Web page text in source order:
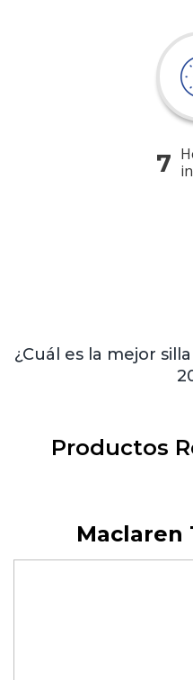
7
¿Cuál es la mejor
Productos
Maclaren